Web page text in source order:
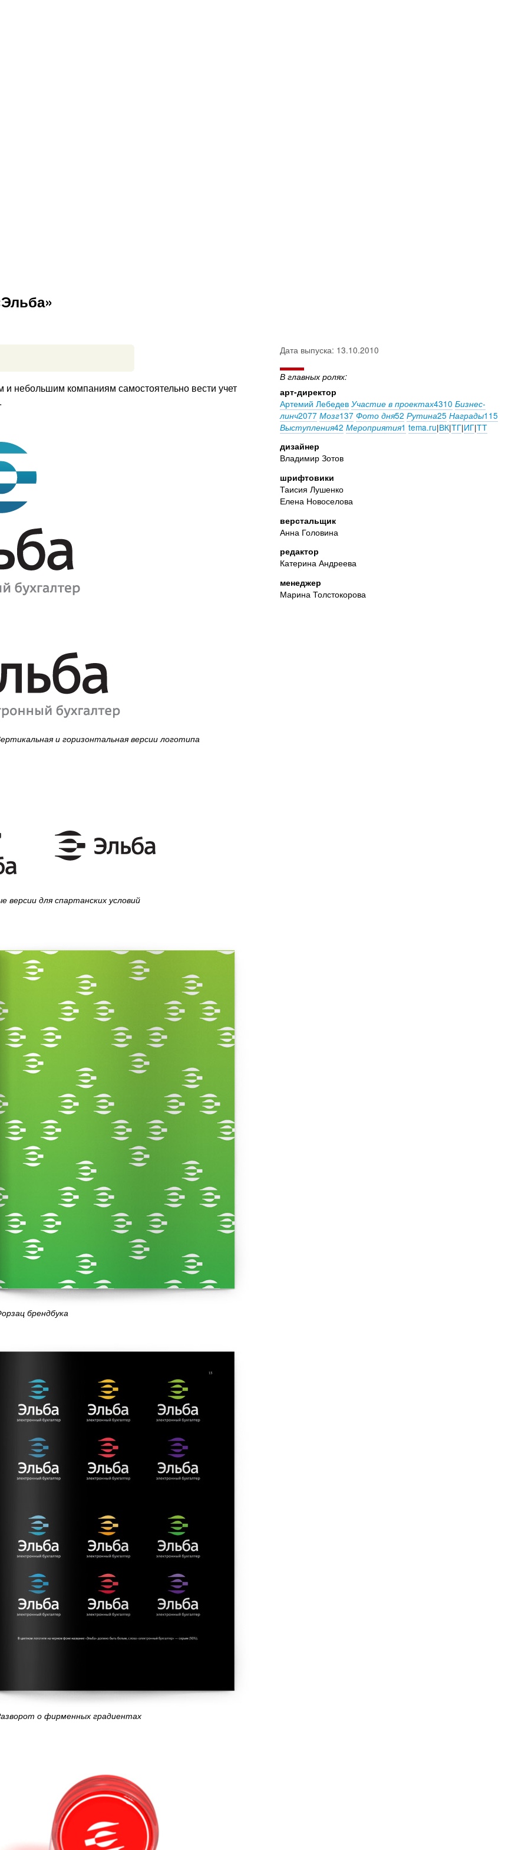
небольшим компаниям самостоятельно вести учет
и горизонтальная версии логотипа
версии для спартанских условий
брендбука
о фирменных градиентах
Дата выпуска: 13.10.2010
В главных ролях:
арт-директор
Артемий Лебедев Участие в проектах4310 Бизнес-
линч2077 Мозг137 Фото дня52 Рутина25 Награды115
Выступления42 Мероприятия1 tema.ru|ВК|ТГ|ИГ|ТТ
дизайнер
Владимир Зотов
шрифтовики
Таисия Лушенко
Елена Новоселова
верстальщик
Анна Головина
редактор
Катерина Андреева
менеджер
Марина Толстокорова